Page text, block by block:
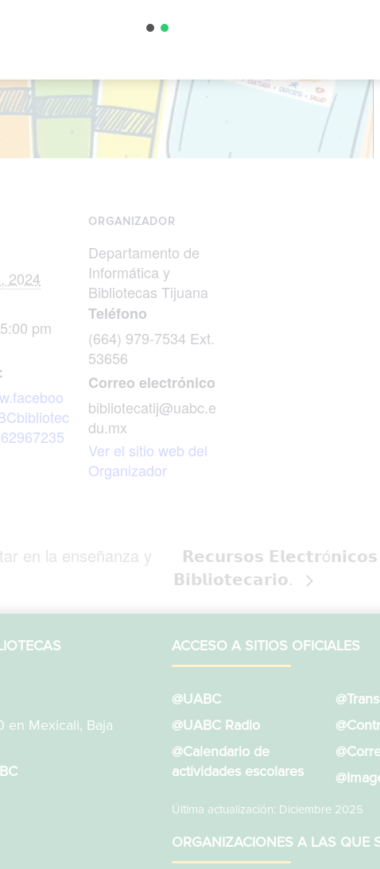
2024
pm
ORGANIZADOR
Departamento de
Informática y
Bibliotecas Tijuana
Teléfono
(664) 979-7534 Ext.
53656
Correo electrónico
bibliotecatij@uabc.e
du.mx
Ver el sitio web del
Organizador
en la enseñanza y
𝗥𝗲𝗰𝘂𝗿𝘀𝗼𝘀
𝗕𝗶𝗯𝗹𝗶𝗼𝘁𝗲𝗰𝗮𝗿𝗶𝗼.
en Mexicali, Baja
ACCESO A SITIOS OFICIALES
@UABC
@UABC Radio
@Calendario de
actividades escolares
Última actualización: Diciembre 2025
ORGANIZACIONES A LAS QUE